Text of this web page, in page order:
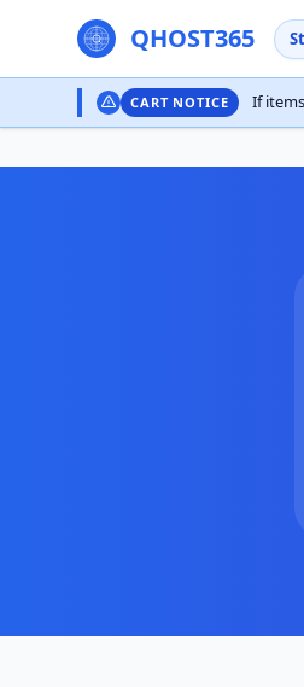
QHOST365
CART NOTICE If